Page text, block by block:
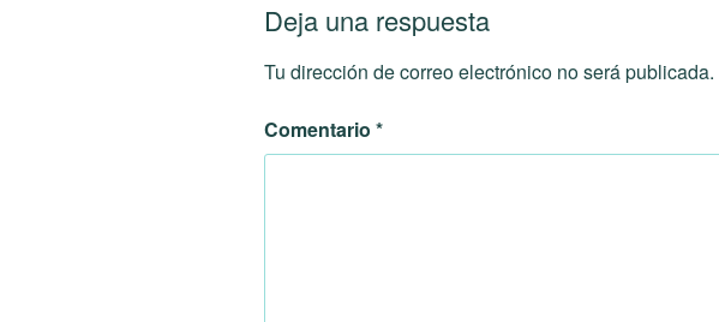
Deja una respuesta
Tu dirección de correo electrónico no será publicada.
Comentario *